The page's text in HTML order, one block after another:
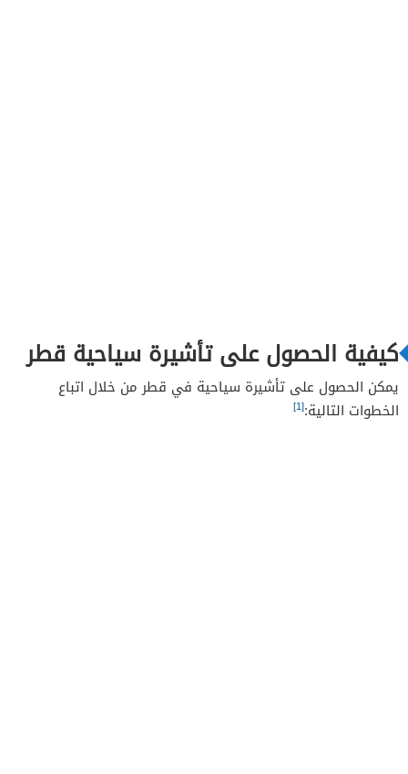
كيفية الحصول على تأشيرة سياحية قطر
يمكن الحصول على تأشيرة سياحية في قطر من خلال اتباع
الخطوات التالية:[1]